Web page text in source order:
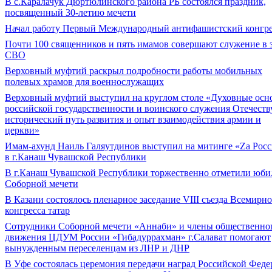
посвященный 30-летию мечети
Начал работу Первый Международный антифашистский
Почти 100 священников и пять имамов совершают служение в
СВО
Верховный муфтий раскрыл подробности работы мобильных
полевых храмов для военнослужащих
Верховный муфтий выступил на круглом столе «Духовные
российской государственности и воинского служения
исторический путь развития и опыт взаимодействия армии и
церкви»
Имам-ахунд Наиль Галяутдинов выступил на митинге «Zа
в г.Канаш Чувашской Республики
В г.Канаш Чувашской Республики торжественно отметили
Соборной мечети
В Казани состоялось пленарное заседание VIII съезда
конгресса татар
Сотрудники Соборной мечети «Аннаби» и члены
движения ЦДУМ России «Гибадуррахман» г.Салават помогают
вынужденным переселенцам из ЛНР и ДНР
В Уфе состоялась церемония передачи наград Российской